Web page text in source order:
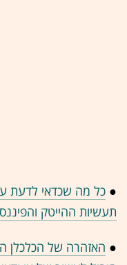
● כל מה שכדאי לדעת
תעשיות ההייטק
● האזהרה של הכלכלן